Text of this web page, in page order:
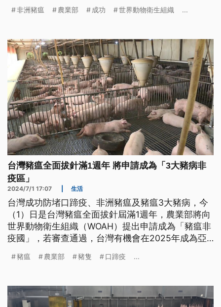
非洲豬瘟 農業部 成功 世界動物衛生組織 ...
台灣豬瘟全面拔針滿1週年 將申請成為「3大豬病非
疫區」
2024/7/1 17:07 生活
台灣成功防堵口蹄疫、非洲豬瘟及豬瘟3大豬病，今
（1）日是台灣豬瘟全面拔針屆滿1週年，農業部將向
世界動物衛生組織（WOAH）提出申請成為「豬瘟非
疫國」，若審查通過，台灣有機會在2025年成為亞
豬瘟 農業部 豬隻 口蹄疫 ...